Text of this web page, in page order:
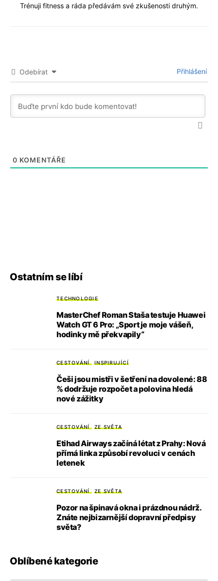
Trénuji fitness a ráda předávám své zkušenosti druhým.
Odebírat Přihlášení
0 KOMENTÁŘE
Ostatním se líbí
TECHNOLOGIE
MasterChef Roman Staša testuje Huawei
Watch GT 6 Pro: „Sport je moje vášeň,
hodinky mě překvapily“
CESTOVÁNÍ INSPIRUJÍCÍ
Češi jsou mistři v šetření na dovolené: 88
% dodržuje rozpočet a polovina hledá
nové zážitky
CESTOVÁNÍ ZE SVĚTA
Etihad Airways začíná létat z Prahy: Nová
přímá linka způsobí revoluci v cenách
letenek
CESTOVÁNÍ ZE SVĚTA
Pozor na špinavá okna i prázdnou nádrž.
Znáte nejbizarnější dopravní předpisy
světa?
Oblíbené kategorie